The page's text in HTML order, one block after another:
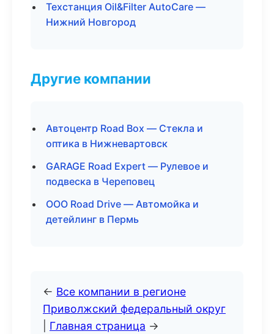
Техстанция Oil&Filter AutoCare —
Нижний Новгород
Другие компании
Автоцентр Road Box — Стекла и
оптика в Нижневартовск
GARAGE Road Expert — Рулевое и
подвеска в Череповец
ООО Road Drive — Автомойка и
детейлинг в Пермь
← Все компании в регионе
Приволжский федеральный округ
Главная страница →